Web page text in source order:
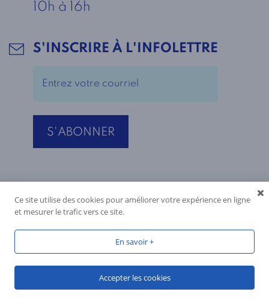
Vous avez une question?
10h à 16h
S'INSCRIRE À L'INFOLETTRE
Ce site utilise des cookies pour améliorer votre expérience en ligne
et mesurer le trafic vers ce site.
En savoir +
Accepter les cookies